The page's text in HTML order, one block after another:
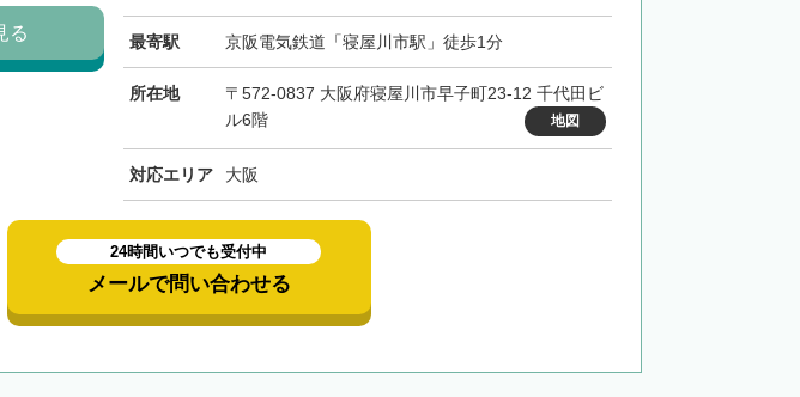
最寄駅 京阪電気鉄道「寝屋川市駅」徒歩1分
所在地
〒572-0837 大阪府寝屋川市早子町23-12 千代田ビ
ル6階
地図
対応エリア 大阪
る
24時間いつでも受付中
メールで問い合わせる